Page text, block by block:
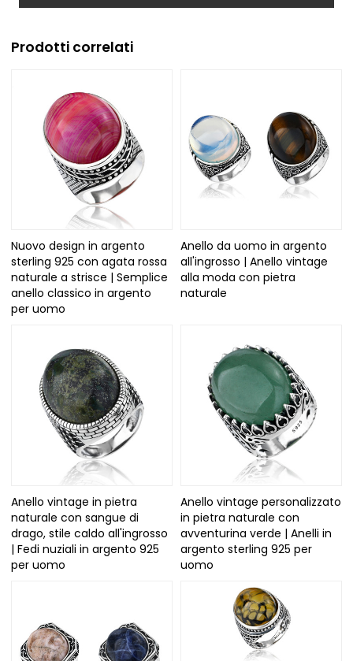
Prodotti correlati
Nuovo design in argento
sterling 925 con agata rossa
naturale a strisce | Semplice
anello classico in argento
per uomo
Anello da uomo in argento
all'ingrosso | Anello vintage
alla moda con pietra
naturale
Anello vintage in pietra
naturale con sangue di
drago, stile caldo all'ingrosso
| Fedi nuziali in argento 925
per uomo
Anello vintage personalizzato
in pietra naturale con
avventurina verde | Anelli in
argento sterling 925 per
uomo